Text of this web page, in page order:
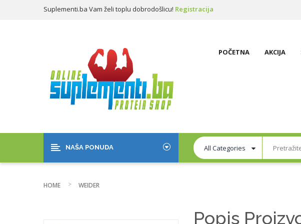
Suplementi.ba Vam želi toplu dobrodošlicu! Registracija
POČETNA AKCIJA
NAŠA PONUDA
HOME WEIDER
Popis